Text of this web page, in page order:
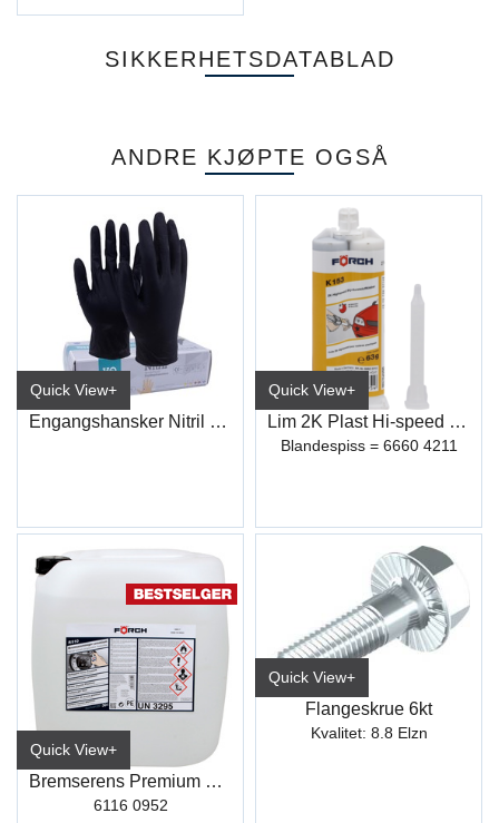
SIKKERHETSDATABLAD
ANDRE KJØPTE OGSÅ
Quick View+
Engangshansker Nitril Sort
Quick View+
Lim 2K Plast Hi-speed K153
Blandespiss = 6660 4211
Quick View+
Bremserens Premium R510 30L
6116 0952
Quick View+
Flangeskrue 6kt
Kvalitet: 8.8 Elzn